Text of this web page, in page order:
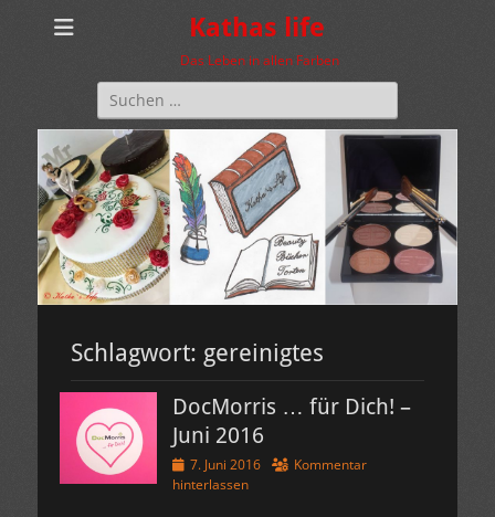
Kathas life
Das Leben in allen Farben
Suchen
nach:
Schlagwort: gereinigtes
DocMorris … für Dich! –
Juni 2016
Veröffentlicht
am
7. Juni 2016
Kommentar
hinterlassen